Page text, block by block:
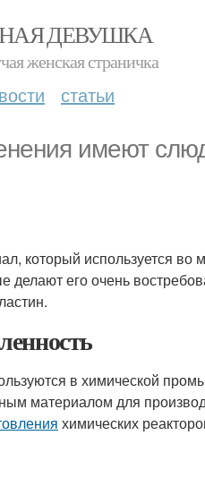
ДЕВУШКА
женская страничка
статьи
имеют
который используется
делают его очень
в химической
материалом для
химических